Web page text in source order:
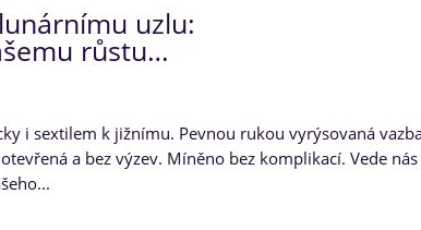
uzlu:
růstu…
i sextilem k jižnímu. Pevnou rukou vyrýsovaná
a bez výzev. Míněno bez komplikací. Vede nás